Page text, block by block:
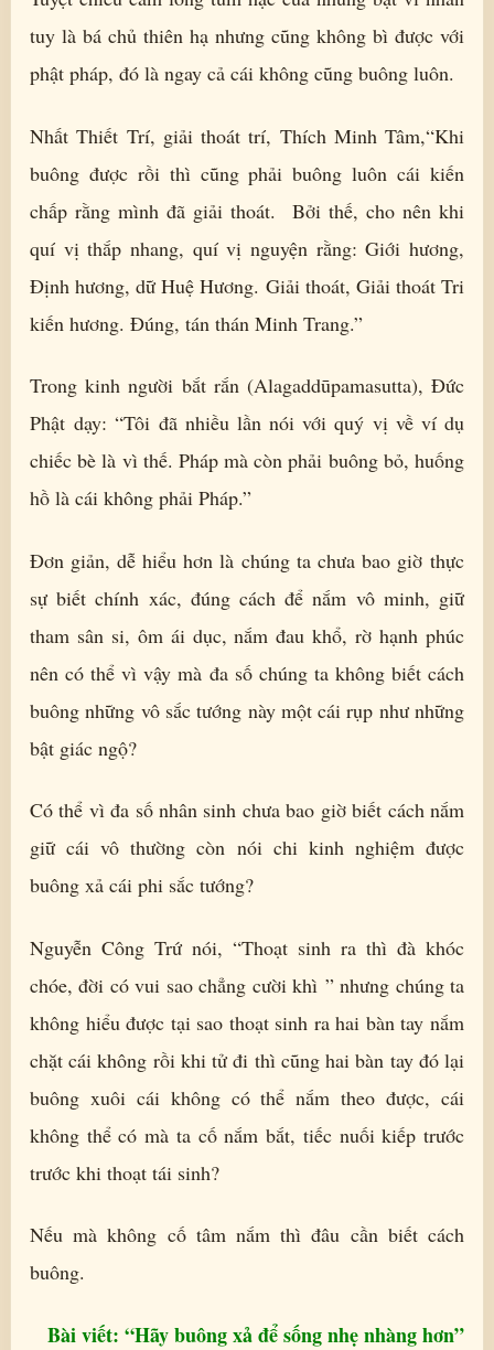
tuy là bá chủ thiên hạ nhưng cũng không bì được với
phật pháp, đó là ngay cả cái không cũng buông luôn.
Nhất Thiết Trí, giải thoát trí, Thích Minh Tâm,“Khi
buông được rồi thì cũng phải buông luôn cái kiến
chấp rằng mình đã giải thoát. Bởi thế, cho nên khi
quí vị thắp nhang, quí vị nguyện rằng: Giới hương,
Định hương, dữ Huệ Hương. Giải thoát, Giải thoát Tri
kiến hương. Đúng, tán thán Minh Trang.”
Trong kinh người bắt rắn (Alagaddūpamasutta), Đức
Phật dạy: “Tôi đã nhiều lần nói với quý vị về ví dụ
chiếc bè là vì thế. Pháp mà còn phải buông bỏ, huống
hồ là cái không phải Pháp.”
Đơn giản, dễ hiểu hơn là chúng ta chưa bao giờ thực
sự biết chính xác, đúng cách để nắm vô minh, giữ
tham sân si, ôm ái dục, nắm đau khổ, rờ hạnh phúc
nên có thể vì vậy mà đa số chúng ta không biết cách
buông những vô sắc tướng này một cái rụp như những
bật giác ngộ?
Có thể vì đa số nhân sinh chưa bao giờ biết cách nắm
giữ cái vô thường còn nói chi kinh nghiệm được
buông xả cái phi sắc tướng?
Nguyễn Công Trứ nói, “Thoạt sinh ra thì đà khóc
chóe, đời có vui sao chẳng cười khì ” nhưng chúng ta
không hiểu được tại sao thoạt sinh ra hai bàn tay nắm
chặt cái không rồi khi tử đi thì cũng hai bàn tay đó lại
buông xuôi cái không có thể nắm theo được, cái
không thể có mà ta cố nắm bắt, tiếc nuối kiếp trước
trước khi thoạt tái sinh?
Nếu mà không cố tâm nắm thì đâu cần biết cách
buông.
Bài viết: “Hãy buông xả để sống nhẹ nhàng hơn”